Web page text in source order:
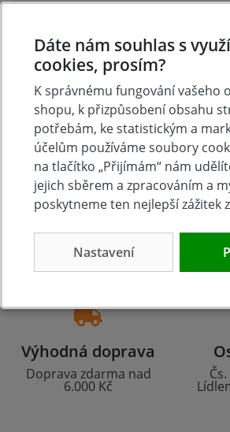
23 let na trhu
Výhodná doprava
Doprava zdarma nad
6.000 Kč
Dáte nám souhlas s
cookies, prosím?
K správnému fungování vašeho
shopu, k přizpůsobení obsahu
potřebám, ke statistickým a
účelům používáme soubory
na tlačítko „Přijímám“ nám
jejich sběrem a zpracováním a
poskytneme ten nejlepší zážitek
Nastavení